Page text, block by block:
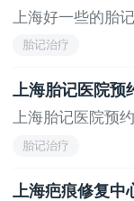
上海好一些的胎
胎记治疗
上海胎记医院预
上海胎记医院预
胎记治疗
上海疤痕修复